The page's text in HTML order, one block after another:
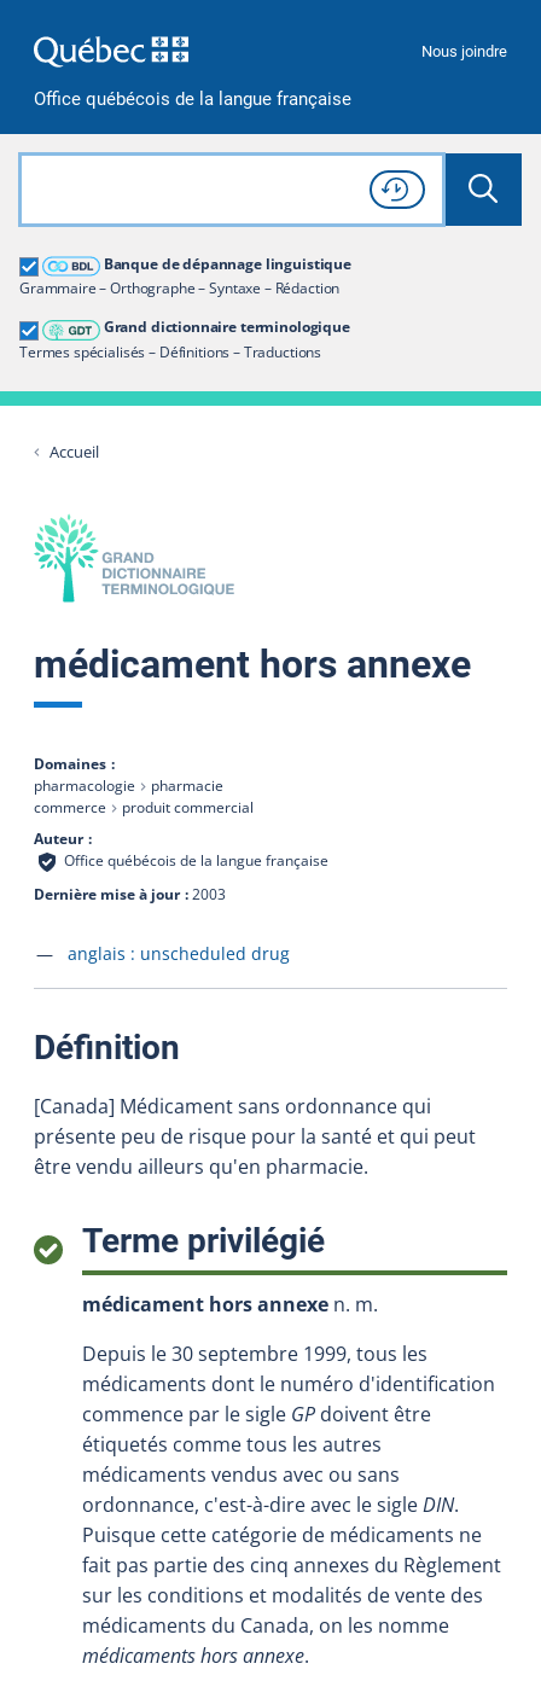
Office québécois de la langue française
Nous joindre
Rechercher dans tout le site
Lancer
Consulter l'
Historique
de recherche
Banque de dépannage linguistique
Grammaire – Orthographe – Syntaxe – Rédaction
Grand dictionnaire terminologique
Termes spécialisés – Définitions – Traductions
Grand dictionnaire terminologique
Restreindre aux termes
Accueil
médicament hors annexe
Domaines
pharmacologie
pharmacie
commerce
produit commercial
Auteur
Office québécois de la langue française
Dernière mise à jour 2003
Accéder à la fiche en
anglais : unscheduled drug
Définition
[Canada] Médicament sans ordonnance qui
présente peu de risque pour la santé et qui peut
être vendu ailleurs qu'en pharmacie.
Terme privilégié:
médicament hors annexe n. m.
Depuis le 30 septembre 1999, tous les
médicaments dont le numéro d'identification
commence par le sigle GP doivent être
étiquetés comme tous les autres
médicaments vendus avec ou sans
ordonnance, c'est-à-dire avec le sigleDIN.
Puisque cette catégorie de médicaments ne
fait pas partie des cinq annexes du Règlement
sur les conditions et modalités de vente des
médicaments du Canada, on les nomme
médicaments hors annexe.